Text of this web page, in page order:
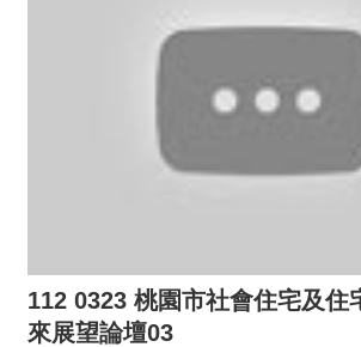
112 0323 桃園市社會住宅及住
來展望論壇03